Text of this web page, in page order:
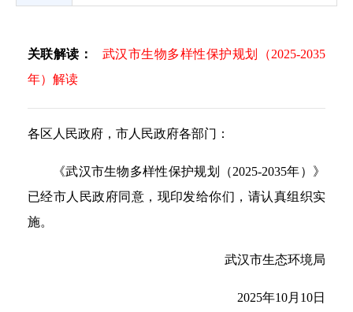
关联解读：
武汉市生物多样性保护规划（2025-2035
年）解读
各区人民政府，市人民政府各部门：
《武汉市生物多样性保护规划（2025-2035年）》
已经市人民政府同意，现印发给你们，请认真组织实
施。
武汉市生态环境局
2025年10月10日